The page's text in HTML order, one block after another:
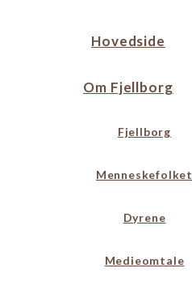
Hovedside
Om Fjellborg
Fjellborg
Menneskefolket
Dyrene
Medieomtale